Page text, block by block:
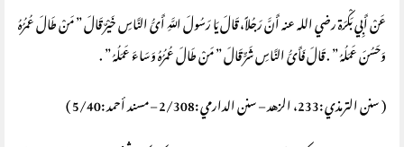
عَنْ أَبِي بَكْرَة رضي الله عنه أَنَّ رَجُلاً، قَالَ يَا رَسُولَ اللَّهِ أَىُّ النَّاسِ خَيْرٌ قَالَ ‏”‏ مَنْ طَالَ عُمُرُهُ
وَحَسُنَ عَمَلُهُ ‏”‏ ‏.‏ قَالَ فَأَىُّ النَّاسِ شَرٌّ قَالَ ‏”‏ مَنْ طَالَ عُمُرُهُ وَسَاءَ عَمَلُهُ ‏”‏ ‏.‏
( سنن الترمذي :233، الزهد – سنن الدارمي :2/308 – مسند أحمد :5/40 )